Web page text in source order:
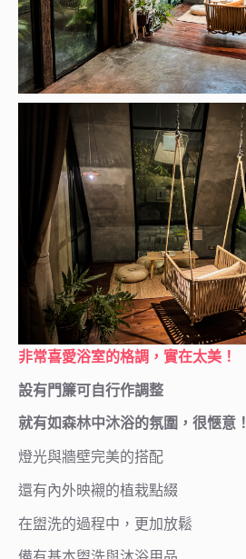
非常喜愛浴室的格調，實在太美！
設有門簾可自行作調整
就有如森林中沐浴的氛圍，很愜意！
燈光與牆壁完美的搭配
還有內外映襯的植栽點綴
在盥洗的過程中，更加放鬆